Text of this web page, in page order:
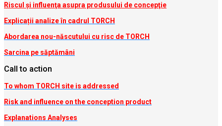
Riscul şi influenţa asupra produsului de concepţie
Explicații analize în cadrul TORCH
Abordarea nou-născutului cu risc de TORCH
Sarcina pe săptămâni
Call to action
To whom TORCH site is addressed
Risk and influence on the conception product
Explanations Analyses